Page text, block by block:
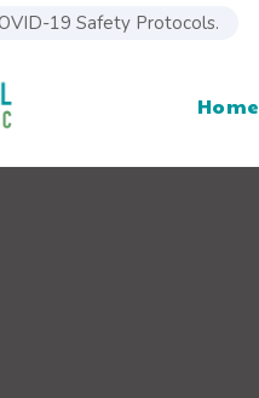
19 Safety Protocols.
Home